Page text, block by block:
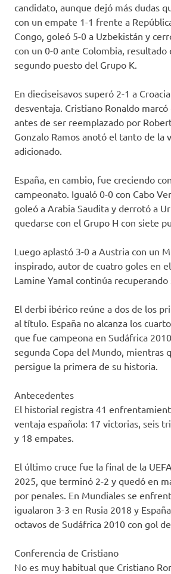
candidato, aunque dejó más dudas
con un empate 1-1 frente a
Congo, goleó 5-0 a Uzbekistán y
con un 0-0 ante Colombia, resultado
segundo puesto del Grupo K.
En dieciseisavos superó 2-1 a
desventaja. Cristiano Ronaldo
antes de ser reemplazado por
Gonzalo Ramos anotó el tanto de la
adicionado.
España, en cambio, fue creciendo
campeonato. Igualó 0-0 con Cabo
goleó a Arabia Saudita y derrotó a
quedarse con el Grupo H con siete
Luego aplastó 3-0 a Austria con un
inspirado, autor de cuatro goles en
Lamine Yamal continúa
El derbi ibérico reúne a dos de los
al título. España no alcanza los
que fue campeona en Sudáfrica
segunda Copa del Mundo, mientras
persigue la primera de su historia.
Antecedentes
El historial registra 41
ventaja española: 17 victorias, seis
y 18 empates.
El último cruce fue la final de la
2025, que terminó 2-2 y quedó en
por penales. En Mundiales se
igualaron 3-3 en Rusia 2018 y
octavos de Sudáfrica 2010 con gol
Conferencia de Cristiano
No es muy habitual que Cristiano